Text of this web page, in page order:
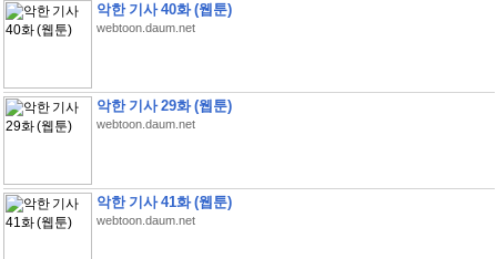
악한 기사 40화 (웹툰)
webtoon.daum.net
악한 기사 29화 (웹툰)
webtoon.daum.net
악한 기사 41화 (웹툰)
webtoon.daum.net